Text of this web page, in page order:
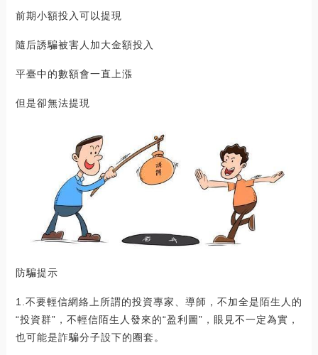
前期小額投入可以提現
隨后誘騙被害人加大金額投入
平臺中的數額會一直上漲
但是卻無法提現
防騙提示
1.不要輕信網絡上所謂的投資專家、導師，不加全是陌生人的
“投資群”，不輕信陌生人發來的“盈利圖”，眼見不一定為實，
也可能是詐騙分子設下的圈套。